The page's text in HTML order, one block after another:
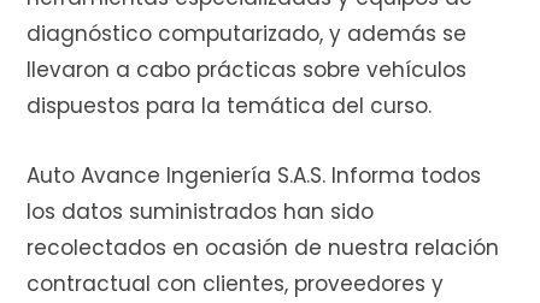
diagnóstico computarizado, y además se
llevaron a cabo prácticas sobre vehículos
dispuestos para la temática del curso.
Auto Avance Ingeniería S.A.S. Informa todos
los datos suministrados han sido
recolectados en ocasión de nuestra relación
contractual con clientes, proveedores y